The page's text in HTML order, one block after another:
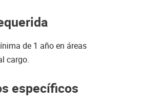
de 1 año en áreas
cargo.
específicos